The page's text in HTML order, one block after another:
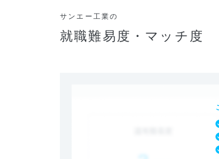
サンエー工業の
就職難易度・マッチ度